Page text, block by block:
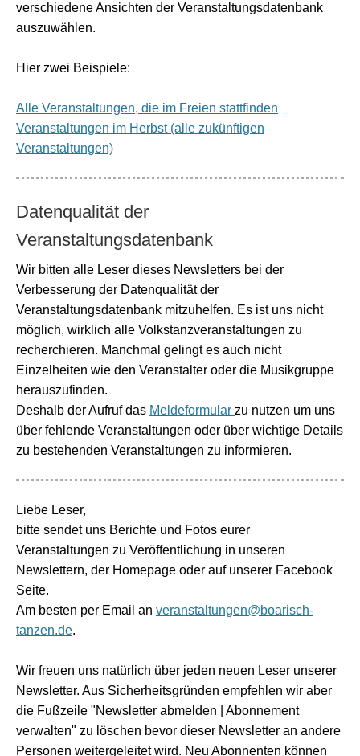
verschiedene Ansichten der Veranstaltungsdatenbank
auszuwählen.
Hier zwei Beispiele:
Alle Veranstaltungen, die im Freien stattfinden
Veranstaltungen im Herbst (alle zukünftigen
Veranstaltungen)
Datenqualität der
Veranstaltungsdatenbank
Wir bitten alle Leser dieses Newsletters bei der
Verbesserung der Datenqualität der
Veranstaltungsdatenbank mitzuhelfen. Es ist uns nicht
möglich, wirklich alle Volkstanzveranstaltungen zu
recherchieren. Manchmal gelingt es auch nicht
Einzelheiten wie den Veranstalter oder die Musikgruppe
herauszufinden.
Deshalb der Aufruf das Meldeformular zu nutzen um uns
über fehlende Veranstaltungen oder über wichtige Details
zu bestehenden Veranstaltungen zu informieren.
Liebe Leser,
bitte sendet uns Berichte und Fotos eurer
Veranstaltungen zu Veröffentlichung in unseren
Newslettern, der Homepage oder auf unserer Facebook
Seite.
Am besten per Email an veranstaltungen@boarisch-
tanzen.de.
Wir freuen uns natürlich über jeden neuen Leser unserer
Newsletter. Aus Sicherheitsgründen empfehlen wir aber
die Fußzeile "Newsletter abmelden | Abonnement
verwalten" zu löschen bevor dieser Newsletter an andere
Personen weitergeleitet wird. Neu Abonnenten können